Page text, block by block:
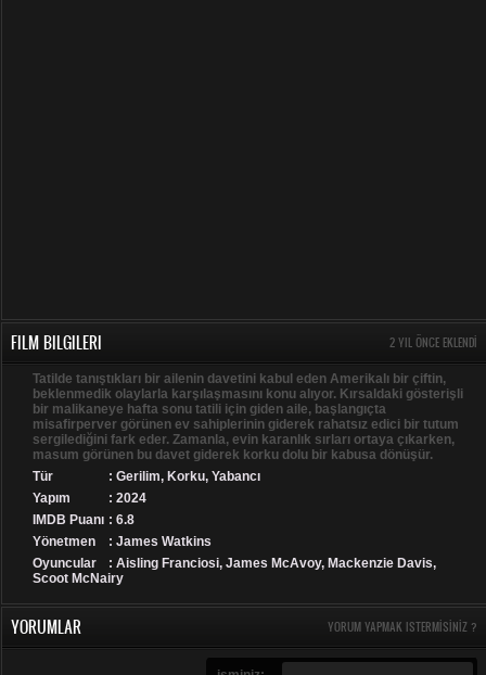
FILM BILGILERI 2 YIL ÖNCE EKLENDI
Tatilde tanıştıkları bir ailenin davetini kabul eden Amerikalı bir çiftin,
beklenmedik olaylarla karşılaşmasını konu alıyor. Kırsaldaki gösterişli
bir malikaneye hafta sonu tatili için giden aile, başlangıçta
misafirperver görünen ev sahiplerinin giderek rahatsız edici bir tutum
sergilediğini fark eder. Zamanla, evin karanlık sırları ortaya çıkarken,
masum görünen bu davet giderek korku dolu bir kabusa dönüşür.
Tür
: Gerilim, Korku, Yabancı
Yapım
: 2024
IMDB Puanı : 6.8
Yönetmen
: James Watkins
Oyuncular
: Aisling Franciosi, James McAvoy, Mackenzie Davis,
Scoot McNairy
YORUMLAR YORUM YAPMAK ISTERMISINIZ ?